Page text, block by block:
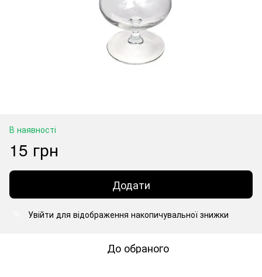
В наявності
15 грн
Додати
Увійти для відображення накопичувальної знижки
До обраного